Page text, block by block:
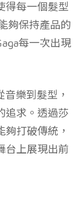
得每一個髮型
夠保持產品的
每一次出現
樂到髮型，
追求。透過莎
打破傳統，
台上展現出前